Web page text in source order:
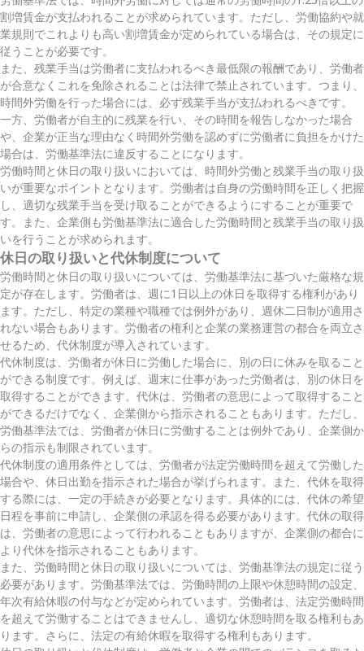
割増賃金が支払われることが求められています。ただし、労働協約や就
業規則でこれよりも高い割増賃金が定められている場合は、その規定に
従うことが必要です。
また、残業手当は労働者に支払われるべき最低限の報酬であり、労働者
が合意なくこれを免除されることは法律で禁止されています。つまり、
時間外労働を行った場合には、必ず残業手当が支払われるべきです。
一方、労働者が自主的に残業を行い、その時間を報告しなかった場合
や、企業が正当な理由なく時間外労働を認めずに労働者に負担をかけた
場合は、労働基準法に違反することになります。
労働時間と休日の取り扱いにおいては、時間外労働と残業手当の取り扱
いが重要なポイントとなります。労働者は自身の労働時間を正しく把握
し、適切な残業手当を受け取ることができるようにすることが重要で
す。また、企業側も労働基準法に適合した労働時間と残業手当の取り扱
いを行うことが求められます。
休日の取り扱いと代休制度について
労働時間と休日の取り扱いについては、労働基準法に基づいた厳格な規
定が存在します。労働者は、週に1日以上の休日を取得する権利があり
ます。ただし、特定の業種や職種では例外があり、週休二日制が適用さ
れない場合もあります。労働者の権利と企業の業務運営の都合を両立さ
せるため、代休制度が導入されています。
代休制度は、労働者が休日に労働した場合に、別の日に休みを取ること
ができる制度です。例えば、週末に仕事があった労働者は、別の休日を
取得することができます。代休は、労働者の意思によって取得すること
ができるだけでなく、企業側から指示されることもあります。ただし、
労働基準法では、労働者が休日に労働することは例外であり、企業側か
らの指示も制限されています。
代休制度の適用条件としては、労働者が法定労働時間を超えて労働した
場合や、休日出勤を指示された場合が挙げられます。また、代休を取得
する際には、一定の手続きが必要となります。具体的には、代休の希望
日程を事前に申請し、企業側の承認を得る必要があります。代休の取得
は、労働者の意思によって行われることもありますが、企業側の都合に
より代休を指示されることもあります。
また、労働時間と休日の取り扱いについては、労働基準法の規定に従う
必要があります。労働基準法では、労働時間の上限や休憩時間の設定、
年次有給休暇の付与などが定められています。労働者は、法定労働時間
を超えて労働することはできませんし、適切な休憩時間を取る権利もあ
ります。さらに、法定の有給休暇を取得する権利もあります。